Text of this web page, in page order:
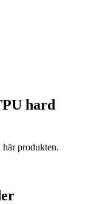
hard
produkten.